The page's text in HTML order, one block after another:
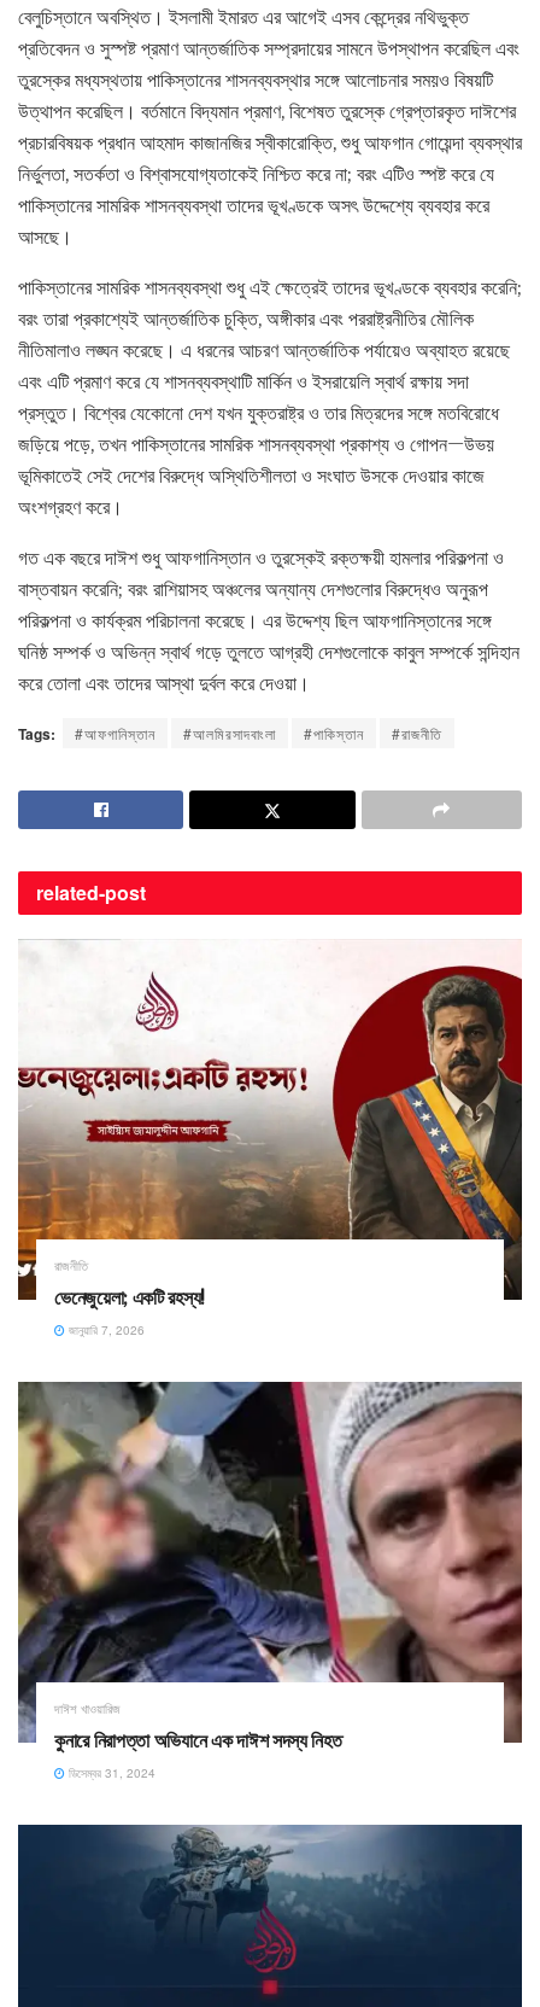
বেলুচিস্তানে অবস্থিত। ইসলামী ইমারত এর আগেই এসব কেন্দ্রের নথিভুক্ত
প্রতিবেদন ও সুস্পষ্ট প্রমাণ আন্তর্জাতিক সম্প্রদায়ের সামনে উপস্থাপন করেছিল এবং
তুরস্কের মধ্যস্থতায় পাকিস্তানের শাসনব্যবস্থার সঙ্গে আলোচনার সময়ও বিষয়টি
উত্থাপন করেছিল। বর্তমানে বিদ্যমান প্রমাণ, বিশেষত তুরস্কে গ্রেপ্তারকৃত দাঈশের
প্রচারবিষয়ক প্রধান আহমাদ কাজানজির স্বীকারোক্তি, শুধু আফগান গোয়েন্দা ব্যবস্থার
নির্ভুলতা, সতর্কতা ও বিশ্বাসযোগ্যতাকেই নিশ্চিত করে না; বরং এটিও স্পষ্ট করে যে
পাকিস্তানের সামরিক শাসনব্যবস্থা তাদের ভূখণ্ডকে অসৎ উদ্দেশ্যে ব্যবহার করে
আসছে।
পাকিস্তানের সামরিক শাসনব্যবস্থা শুধু এই ক্ষেত্রেই তাদের ভূখণ্ডকে ব্যবহার করেনি;
বরং তারা প্রকাশ্যেই আন্তর্জাতিক চুক্তি, অঙ্গীকার এবং পররাষ্ট্রনীতির মৌলিক
নীতিমালাও লঙ্ঘন করেছে। এ ধরনের আচরণ আন্তর্জাতিক পর্যায়েও অব্যাহত রয়েছে
এবং এটি প্রমাণ করে যে শাসনব্যবস্থাটি মার্কিন ও ইসরায়েলি স্বার্থ রক্ষায় সদা
প্রস্তুত। বিশ্বের যেকোনো দেশ যখন যুক্তরাষ্ট্র ও তার মিত্রদের সঙ্গে মতবিরোধে
জড়িয়ে পড়ে, তখন পাকিস্তানের সামরিক শাসনব্যবস্থা প্রকাশ্য ও গোপন—উভয়
ভূমিকাতেই সেই দেশের বিরুদ্ধে অস্থিতিশীলতা ও সংঘাত উসকে দেওয়ার কাজে
অংশগ্রহণ করে।
গত এক বছরে দাঈশ শুধু আফগানিস্তান ও তুরস্কেই রক্তক্ষয়ী হামলার পরিকল্পনা ও
বাস্তবায়ন করেনি; বরং রাশিয়াসহ অঞ্চলের অন্যান্য দেশগুলোর বিরুদ্ধেও অনুরূপ
পরিকল্পনা ও কার্যক্রম পরিচালনা করেছে। এর উদ্দেশ্য ছিল আফগানিস্তানের সঙ্গে
ঘনিষ্ঠ সম্পর্ক ও অভিন্ন স্বার্থ গড়ে তুলতে আগ্রহী দেশগুলোকে কাবুল সম্পর্কে সন্দিহান
করে তোলা এবং তাদের আস্থা দুর্বল করে দেওয়া।
Tags: #আফগানিস্তান #আলমিরসাদবাংলা #পাকিস্তান #রাজনীতি
related-post
রাজনীতি
ভেনেজুয়েলা; একটি রহস্য!
জানুয়ারি 7, 2026
দাঈশ খাওয়ারিজ
কুনারে নিরাপত্তা অভিযানে এক দাঈশ সদস্য নিহত
ডিসেম্বর 31, 2024